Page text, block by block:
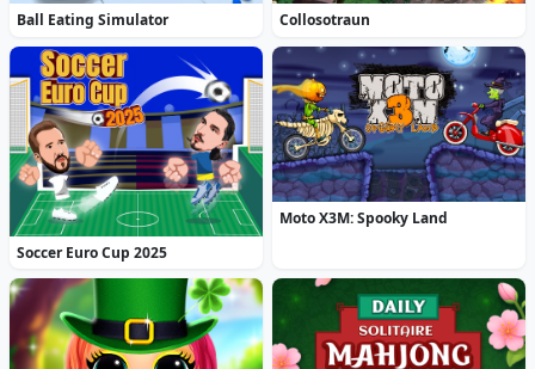
Ball Eating Simulator Collosotraun
Soccer Euro Cup 2025
Moto X3M: Spooky Land